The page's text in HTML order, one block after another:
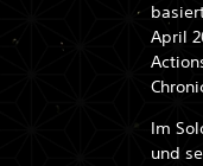
April
Im
und